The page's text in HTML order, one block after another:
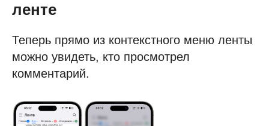
ленте
Теперь прямо из контекстного меню ленты
можно увидеть, кто просмотрел
комментарий.